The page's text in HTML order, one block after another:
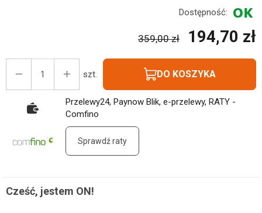
Dostępność:
359,00 zł 194,70 zł
szt. DO KOSZYKA
Przelewy24, Paynow Blik, e-przelewy, RATY -
Comfino
Sprawdź raty
Cześć, jestem ON!